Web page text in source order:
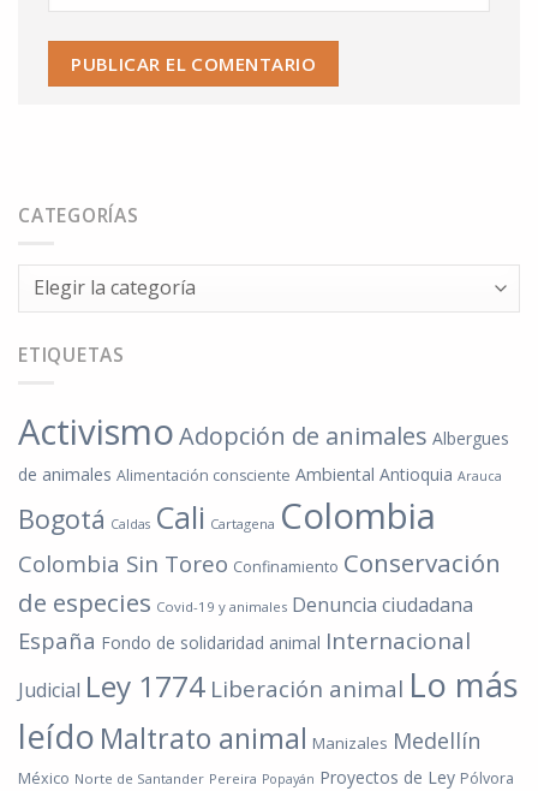
CATEGORÍAS
Categorías
ETIQUETAS
ActivismoAdopción de animales Albergues
de animales Alimentación consciente Ambiental Antioquia Arauca
Bogotá Caldas Cali Cartagena Colombia
Colombia Sin Toreo Confinamiento Conservación
de especies Covid-19 y animales Denuncia ciudadana
España Fondo de solidaridad animal Internacional
Judicial Ley 1774 Liberación animal Lo más
leído Maltrato animal Manizales Medellín
México Norte de Santander Pereira Popayán Proyectos de Ley Pólvora